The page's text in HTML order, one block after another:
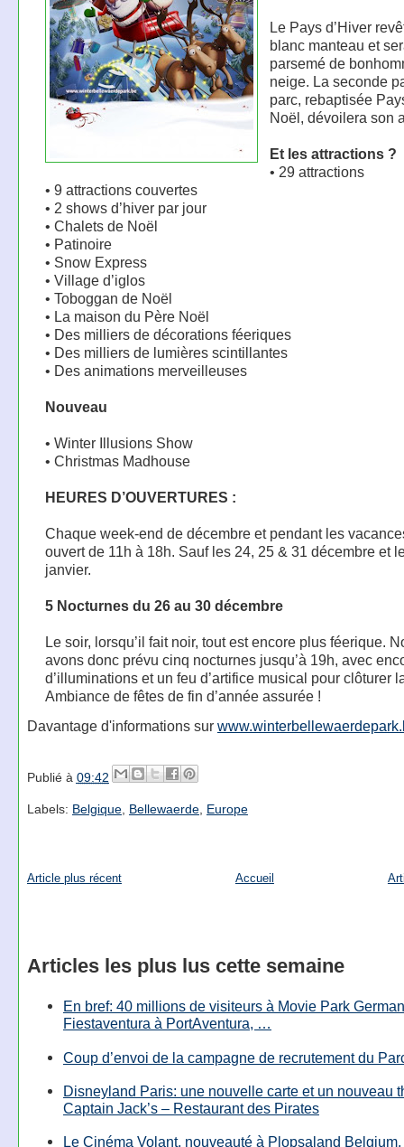
Le Pays d’Hiver
blanc manteau et
parsemé de
neige. La seconde
parc, rebaptisée
Noël, dévoilera son
Et les attractions ?
• 29 attractions
• 9 attractions couvertes
• 2 shows d’hiver par jour
• Chalets de Noël
• Patinoire
• Snow Express
• Village d’iglos
• Toboggan de Noël
• La maison du Père Noël
• Des milliers de décorations féeriques
• Des milliers de lumières scintillantes
• Des animations merveilleuses
Nouveau
• Winter Illusions Show
• Christmas Madhouse
HEURES D’OUVERTURES :
Chaque week-end de décembre et pendant les
ouvert de 11h à 18h. Sauf les 24, 25 & 31 décembre et
janvier.
5 Nocturnes du 26 au 30 décembre
Le soir, lorsqu’il fait noir, tout est encore plus féerique.
avons donc prévu cinq nocturnes jusqu’à 19h, avec
d’illuminations et un feu d’artifice musical pour clôturer
Ambiance de fêtes de fin d’année assurée !
Davantage d'informations sur
Publié à 09:42
Labels: Belgique, Bellewaerde, Europe
Article plus récent Accueil
Articles les plus lus cette semaine
En bref: 40 millions de visiteurs à Movie Park
Fiestaventura à PortAventura, …
Coup d’envoi de la campagne de recrutement du
Disneyland Paris: une nouvelle carte et un nouveau
Captain Jack’s – Restaurant des Pirates
Le Cinéma Volant, nouveauté à Plopsaland